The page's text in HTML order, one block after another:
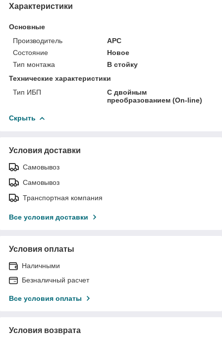
Характеристики
Основные
Производитель
APC
Состояние
Новое
Тип монтажа
В стойку
Технические характеристики
Тип ИБП
С двойным
преобразованием (On-line)
Скрыть
Условия доставки
Самовывоз
Самовывоз
Транспортная компания
Все условия доставки
Условия оплаты
Наличными
Безналичный расчет
Все условия оплаты
Условия возврата